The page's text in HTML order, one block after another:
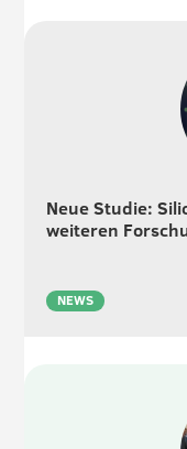
Neue Studie:
weiteren
NEWS